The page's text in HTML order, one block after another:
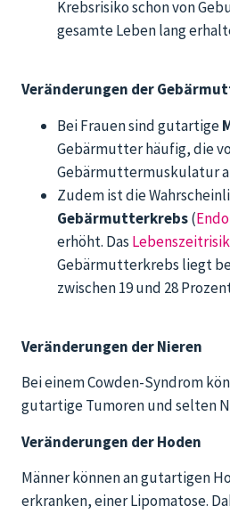
Krebsrisiko schon von
gesamte Leben lang
Veränderungen der
Bei Frauen sind gutartige
Gebärmutter häufig, die
Gebärmuttermuskulatur
Zudem ist die
Gebärmutterkrebs(
erhöht. Das
Gebärmutterkrebs liegt
zwischen 19 und 28
Veränderungen der Nieren
Bei einem Cowden-Syndrom
gutartige Tumoren und selten
Veränderungen der Hoden
Männer können an gutartigen
erkranken, einer Lipomatose.